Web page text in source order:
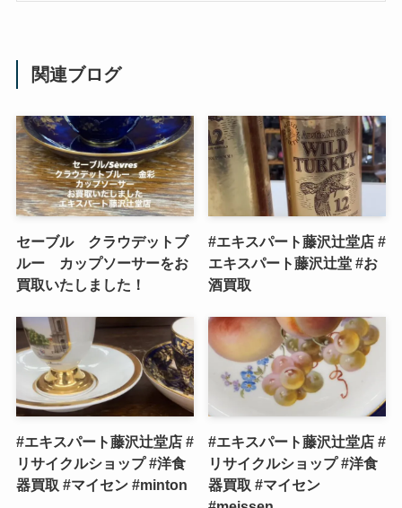
関連ブログ
セーブル クラウデットブ
ルー カップソーサーをお
買取いたしました！
#エキスパート藤沢辻堂店 #
エキスパート藤沢辻堂 #お
酒買取
#エキスパート藤沢辻堂店 #
リサイクルショップ #洋食
器買取 #マイセン #minton
#エキスパート藤沢辻堂店 #
リサイクルショップ #洋食
器買取 #マイセン